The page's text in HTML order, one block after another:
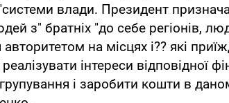
влади. Президент
з" братніх "до себе регіонів,
на місцях і?? які
інтереси відповідної
і заробити кошти в